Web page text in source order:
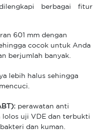
berbagai fitur
601 mm dengan
cocok untuk Anda
berjumlah banyak.
lebih halus sehingga
perawatan anti
lolos uji VDE dan terbukti
dan kuman.